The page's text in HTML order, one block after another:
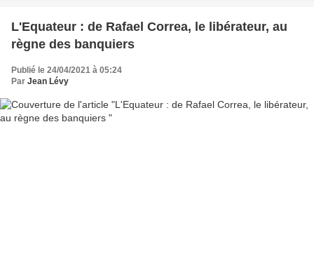
L'Equateur : de Rafael Correa, le libérateur, au
règne des banquiers
Publié le 24/04/2021 à 05:24
Par Jean Lévy